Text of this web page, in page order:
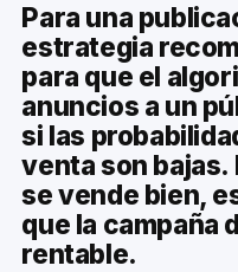
Para una
estrategia
para que el
anuncios a un
si las
venta son bajas.
se vende bien,
que la campaña
rentable.